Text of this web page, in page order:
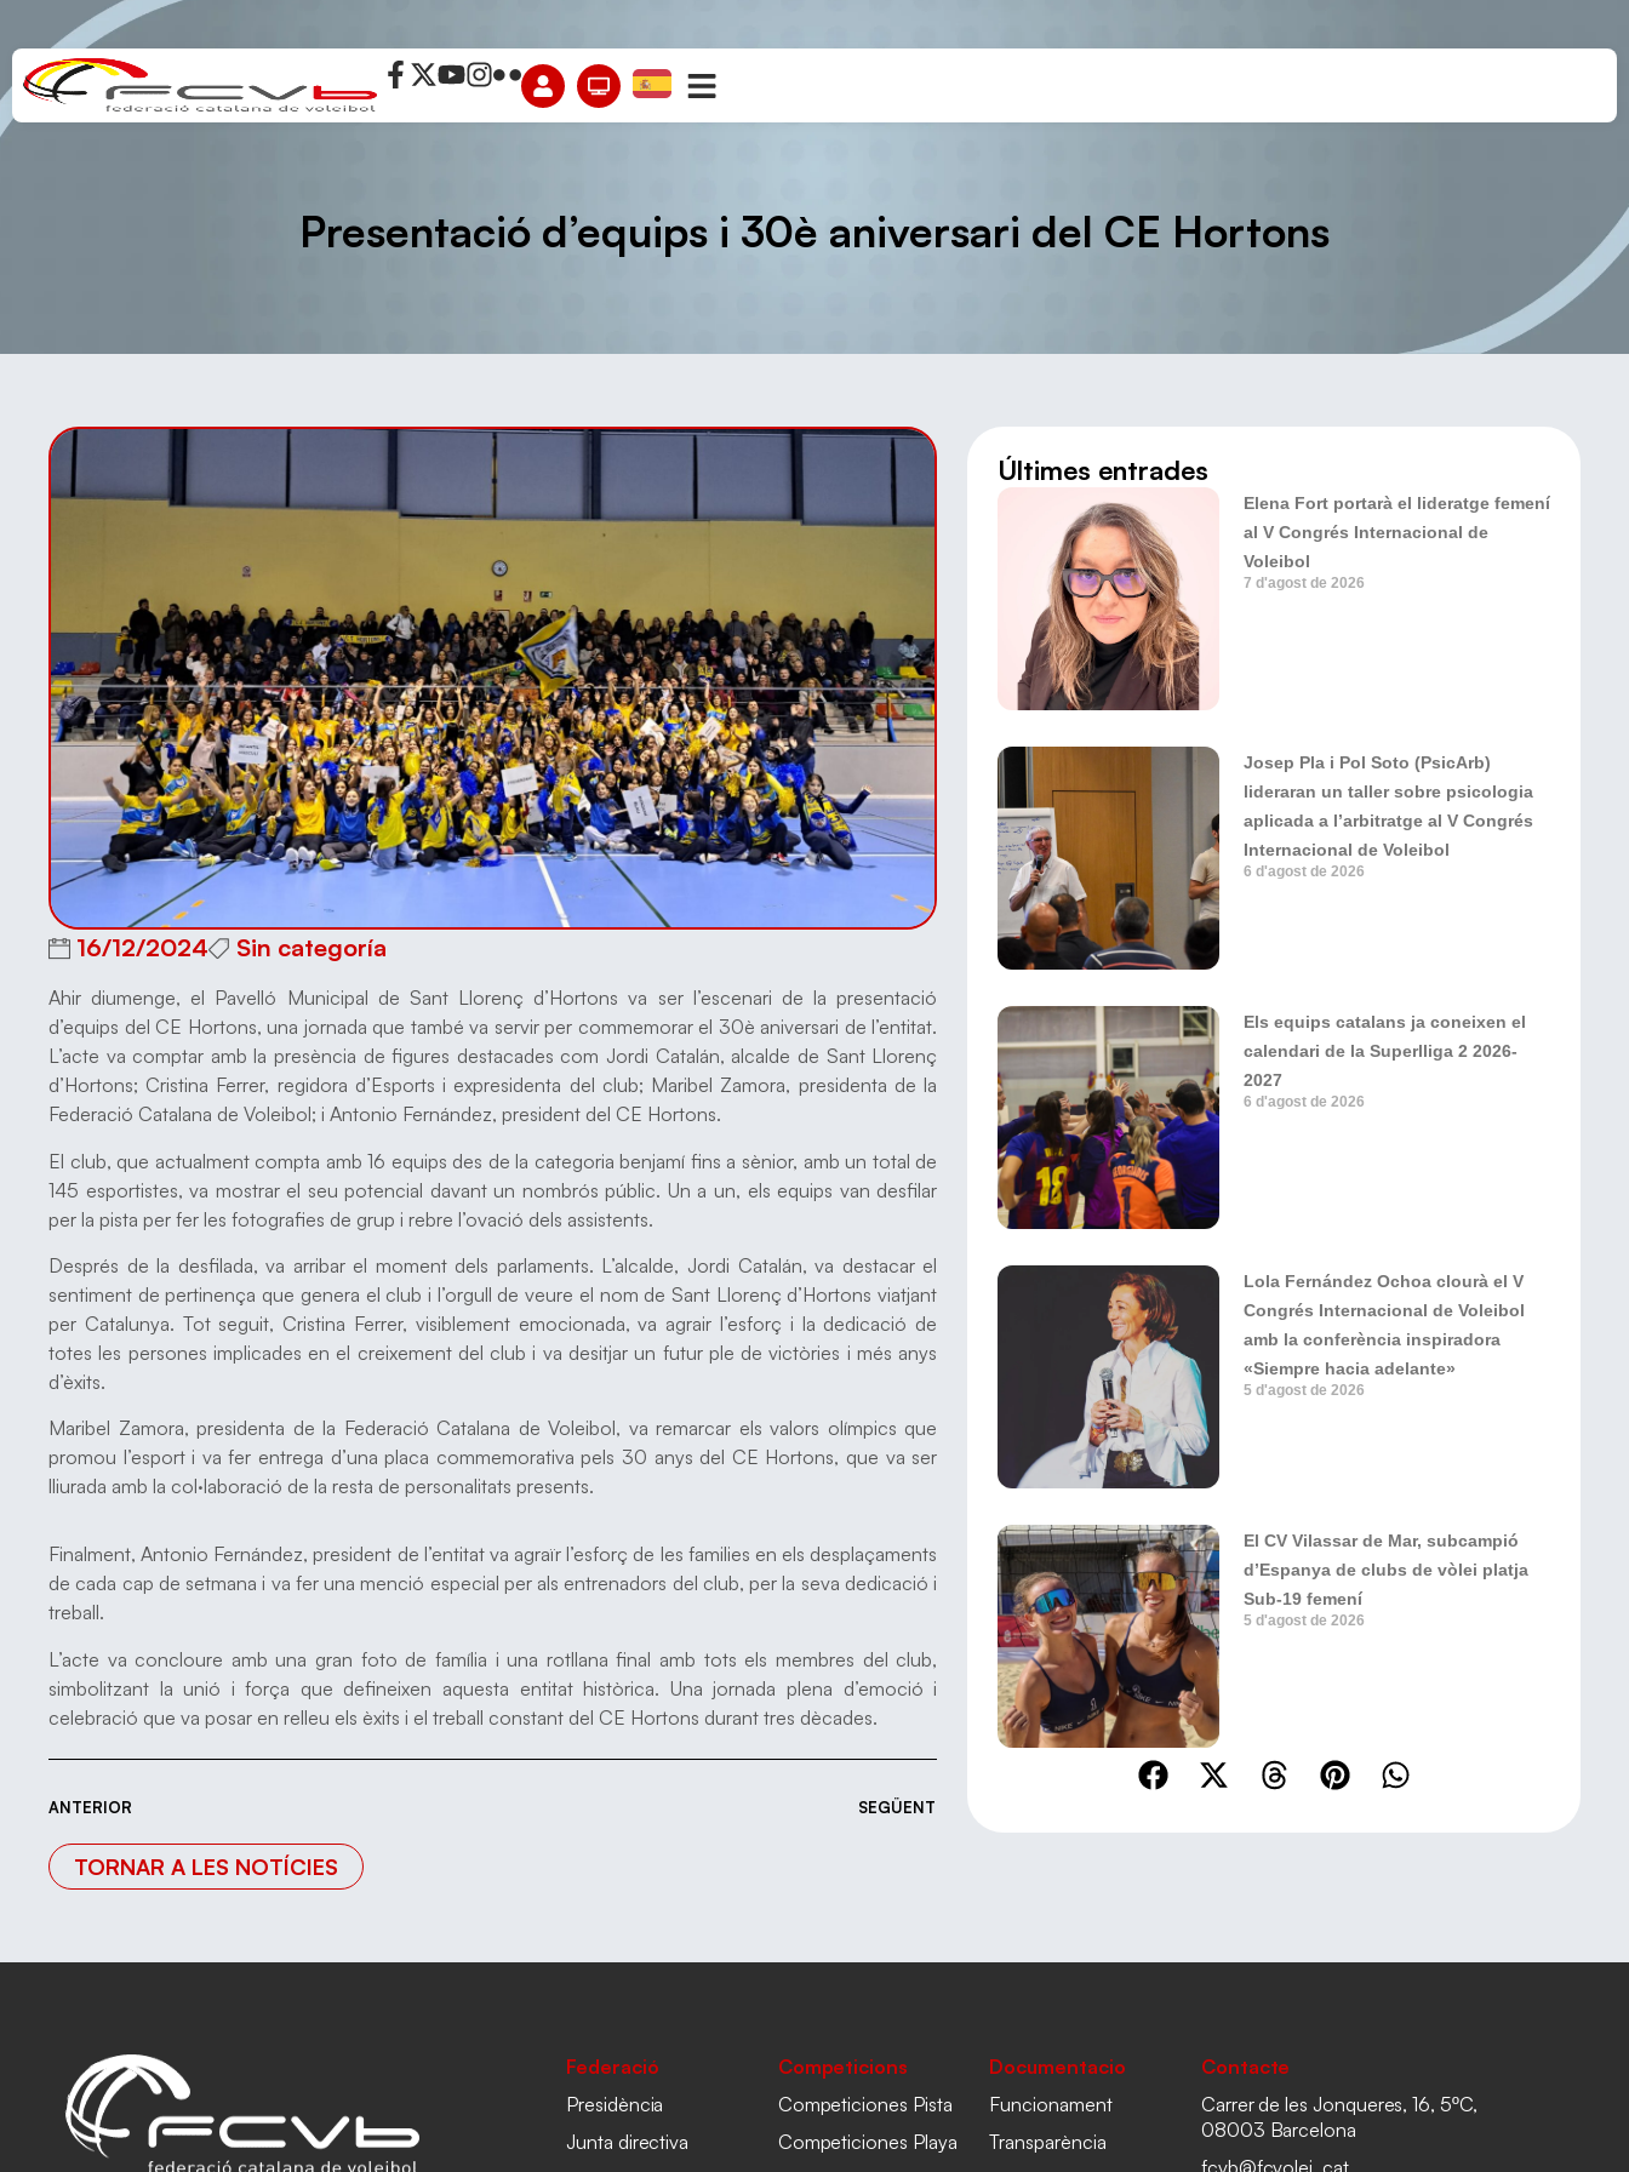
Presentació d’equips i 30è aniversari del CE Hortons
16/12/2024 Sin categoría
Ahir diumenge, el Pavelló Municipal de Sant Llorenç d’Hortons va ser l’escenari de la presentació
d’equips del CE Hortons, una jornada que també va servir per commemorar el 30è aniversari de l’entitat.
L’acte va comptar amb la presència de figures destacades com Jordi Catalán, alcalde de Sant Llorenç
d’Hortons; Cristina Ferrer, regidora d’Esports i expresidenta del club; Maribel Zamora, presidenta de la
Federació Catalana de Voleibol; i Antonio Fernández, president del CE Hortons.
El club, que actualment compta amb 16 equips des de la categoria benjamí fins a sènior, amb un total de
145 esportistes, va mostrar el seu potencial davant un nombrós públic. Un a un, els equips van desfilar
per la pista per fer les fotografies de grup i rebre l’ovació dels assistents.
Després de la desfilada, va arribar el moment dels parlaments. L’alcalde, Jordi Catalán, va destacar el
sentiment de pertinença que genera el club i l’orgull de veure el nom de Sant Llorenç d’Hortons viatjant
per Catalunya. Tot seguit, Cristina Ferrer, visiblement emocionada, va agrair l’esforç i la dedicació de
totes les persones implicades en el creixement del club i va desitjar un futur ple de victòries i més anys
d’èxits.
Maribel Zamora, presidenta de la Federació Catalana de Voleibol, va remarcar els valors olímpics que
promou l’esport i va fer entrega d’una placa commemorativa pels 30 anys del CE Hortons, que va ser
lliurada amb la col·laboració de la resta de personalitats presents.
Finalment, Antonio Fernández, president de l’entitat va agraïr l’esforç de les families en els desplaçaments
de cada cap de setmana i va fer una menció especial per als entrenadors del club, per la seva dedicació i
treball.
L’acte va concloure amb una gran foto de família i una rotllana final amb tots els membres del club,
simbolitzant la unió i força que defineixen aquesta entitat històrica. Una jornada plena d’emoció i
celebració que va posar en relleu els èxits i el treball constant del CE Hortons durant tres dècades.
ANTERIOR SEGÜENT
TORNAR A LES NOTÍCIES
Últimes entrades
Elena Fort portarà el lideratge femení
al V Congrés Internacional de
Voleibol
7 d'agost de 2026
Josep Pla i Pol Soto (PsicArb)
lideraran un taller sobre psicologia
aplicada a l’arbitratge al V Congrés
Internacional de Voleibol
6 d'agost de 2026
Els equips catalans ja coneixen el
calendari de la Superlliga 2 2026-
2027
6 d'agost de 2026
Lola Fernández Ochoa clourà el V
Congrés Internacional de Voleibol
amb la conferència inspiradora
«Siempre hacia adelante»
5 d'agost de 2026
El CV Vilassar de Mar, subcampió
d’Espanya de clubs de vòlei platja
Sub-19 femení
5 d'agost de 2026
Federació
Presidència
Junta directiva
Competicions
Competiciones Pista
Competiciones Playa
Documentacio
Funcionament
Transparència
Contacte
Carrer de les Jonqueres, 16, 5ºC,
08003 Barcelona
fcvb@fcvolei. cat